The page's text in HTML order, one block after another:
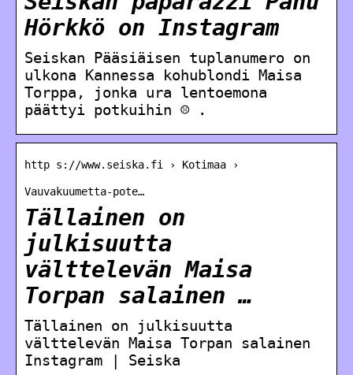
Hörkkö on Instagram
Seiskan Pääsiäisen tuplanumero on
ulkona Kannessa kohublondi Maisa
Torppa, jonka ura lentoemona
päättyi potkuihin ☹️ .
http s://www.seiska.fi › Kotimaa ›
Vauvakuumetta-pote…
Tällainen on
julkisuutta
välttelevän Maisa
Torpan salainen …
Tällainen on julkisuutta
välttelevän Maisa Torpan salainen
Instagram | Seiska